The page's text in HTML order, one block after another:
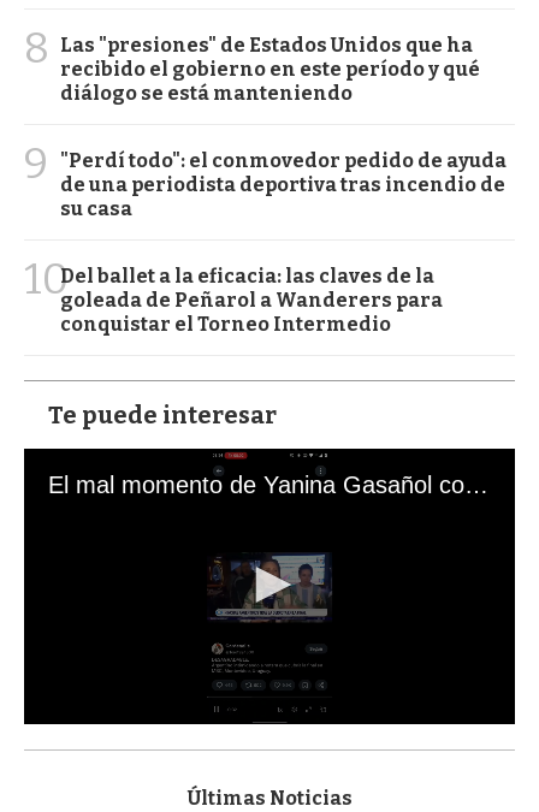
8
Las "presiones" de Estados Unidos que ha
recibido el gobierno en este período y qué
diálogo se está manteniendo
9
"Perdí todo": el conmovedor pedido de ayuda
de una periodista deportiva tras incendio de
su casa
10Del ballet a la eficacia: las claves de la
goleada de Peñarol a Wanderers para
conquistar el Torneo Intermedio
Te puede interesar
El mal momento de Yanina Gasañol con un hincha argentino en "Subrayado"
s
Últimas Noticias